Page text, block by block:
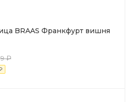
BRAAS Франкфурт вишня
₽